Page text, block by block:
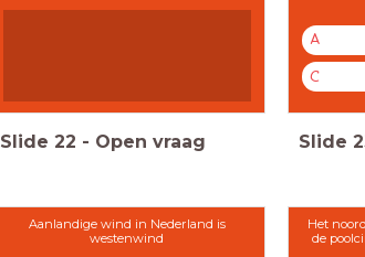
Slide 22 - Open vraag
A
C
Slide
Aanlandige wind in Nederland is
westenwind
Het
de